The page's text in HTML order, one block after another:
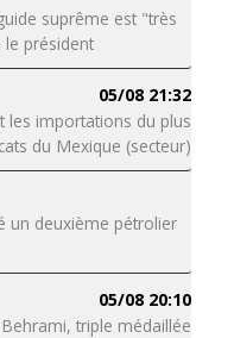
suprême est "très
président
05/08 21:32
les importations du plus
du Mexique (secteur)
un deuxième pétrolier
05/08 20:10
triple médaillée